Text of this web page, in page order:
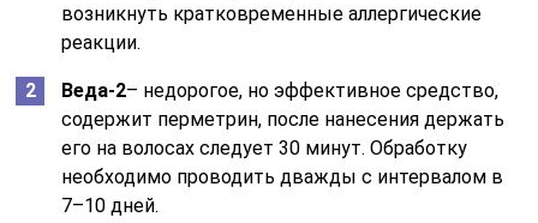
возникнуть кратковременные аллергические
реакции.
Веда-2– недорогое, но эффективное средство,
содержит перметрин, после нанесения держать
его на волосах следует 30 минут. Обработку
необходимо проводить дважды с интервалом в
7–10 дней.